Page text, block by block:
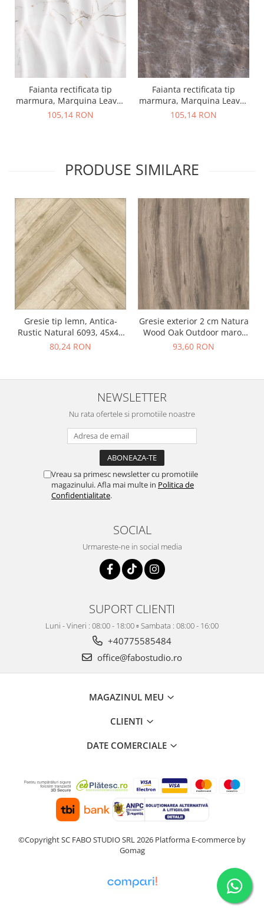
Faianta rectificata tip
marmura, Marquina Leaves
White 4882, 30X60cm, alb
105,14 RON
Faianta rectificata tip
marmura, Marquina Leaves
Brown 4883, 30X60cm,
105,14 RON
PRODUSE SIMILARE
Gresie tip lemn, Antica-
Rustic Natural 6093, 45x45
cm, portelanata, bej, finisaj
80,24 RON
Gresie exterior 2 cm Natura
Wood Oak Outdoor maro,
0.73mp/cut
93,60 RON
NEWSLETTER
Nu rata ofertele si promotiile noastre
Vreau sa primesc newsletter cu promotiile
magazinului. Afla mai multe in Politica de
Confidentialitate.
SOCIAL
Urmareste-ne in social media
SUPORT CLIENTI
Luni - Vineri : 08:00 - 18:00 ▫️ Sambata : 08:00 - 16:00
+40775585484
office@fabostudio.ro
MAGAZINUL MEU
CLIENTI
DATE COMERCIALE
©Copyright SC FABO STUDIO SRL 2026 Platforma E-commerce by
Gomag